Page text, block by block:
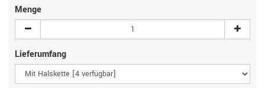
Menge
Lieferumfang